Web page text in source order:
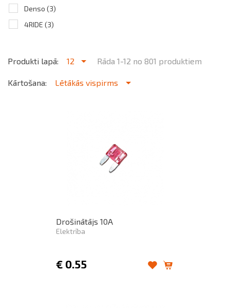
Denso (3)
4RIDE (3)
Produkti lapā: 12 Rāda 1-12 no 801 produktiem
Kārtošana: Lētākās vispirms
Drošinātājs 10A
Elektrība
€ 0.55